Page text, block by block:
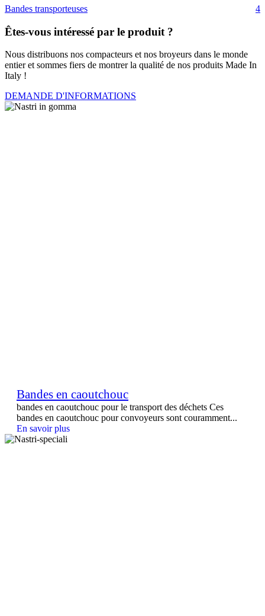
Bandes transporteuses 4
Êtes-vous intéressé par le produit ?
Nous distribuons nos compacteurs et nos broyeurs dans le monde
entier et sommes fiers de montrer la qualité de nos produits Made In
Italy !
DEMANDE D'INFORMATIONS
Bandes en caoutchouc
bandes en caoutchouc pour le transport des déchets Ces
bandes en caoutchouc pour convoyeurs sont couramment...
En savoir plus